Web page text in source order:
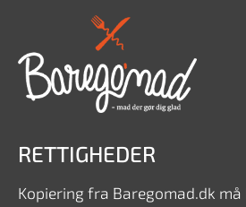
RETTIGHEDER
Kopiering fra Baregomad.dk